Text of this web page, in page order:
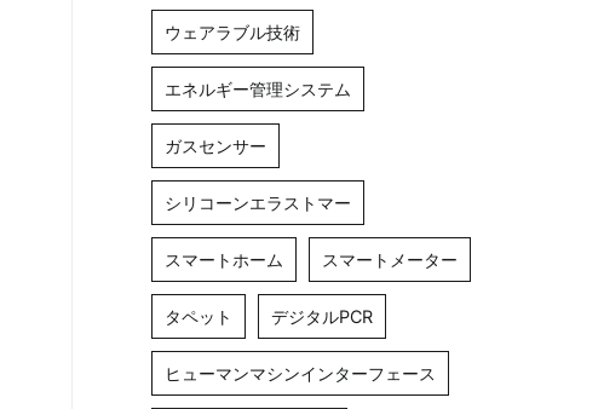
ウェアラブル技術
エネルギー管理システム
ガスセンサー
シリコーンエラストマー
スマートホーム スマートメーター
タペット デジタルPCR
ヒューマンマシンインターフェース